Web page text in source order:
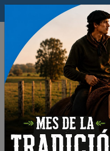
Productos Nutricion Animal
Sales Minerales Bloques